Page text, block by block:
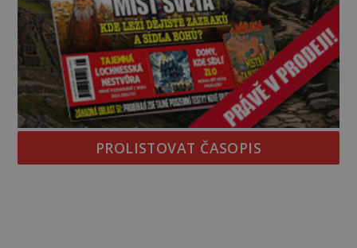
PROLISTOVAT ČASOPIS